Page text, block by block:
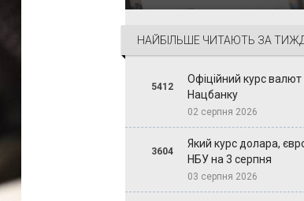
НАЙБІЛЬШЕ ЧИТАЮТЬ ЗА
5412
Офіційний курс валют
Нацбанку
02 серпня 2026
3604
Який курс долара,
НБУ на 3 серпня
03 серпня 2026